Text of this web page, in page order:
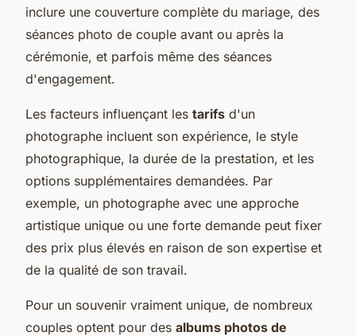
inclure une couverture complète du mariage, des
séances photo de couple avant ou après la
cérémonie, et parfois même des séances
d'engagement.
Les facteurs influençant les tarifs d'un
photographe incluent son expérience, le style
photographique, la durée de la prestation, et les
options supplémentaires demandées. Par
exemple, un photographe avec une approche
artistique unique ou une forte demande peut fixer
des prix plus élevés en raison de son expertise et
de la qualité de son travail.
Pour un souvenir vraiment unique, de nombreux
couples optent pour des albums photos de